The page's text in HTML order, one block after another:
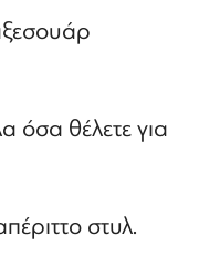
όσα θέλετε για
στυλ.